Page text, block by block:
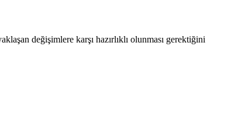
değişimlere karşı hazırlıklı olunması gerektiğini